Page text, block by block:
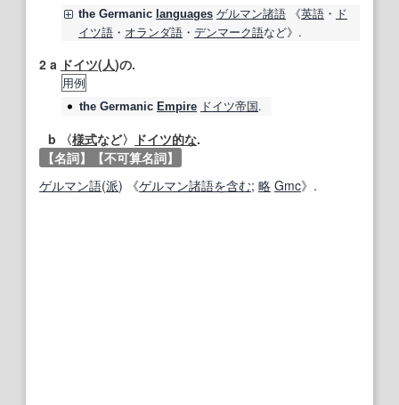
the Germanic languages ゲルマン諸語 《英語 ・ ド
イツ語 ・ オランダ語 ・ デンマーク語など》.
2 a ドイツ(人)の.
用例
the Germanic Empire ドイツ帝国.
b 〈様式など〉 ドイツ的な.
【名詞】
【不可算名詞】
ゲルマン語(派) 《ゲルマン諸語を含む; 略 Gmc》.